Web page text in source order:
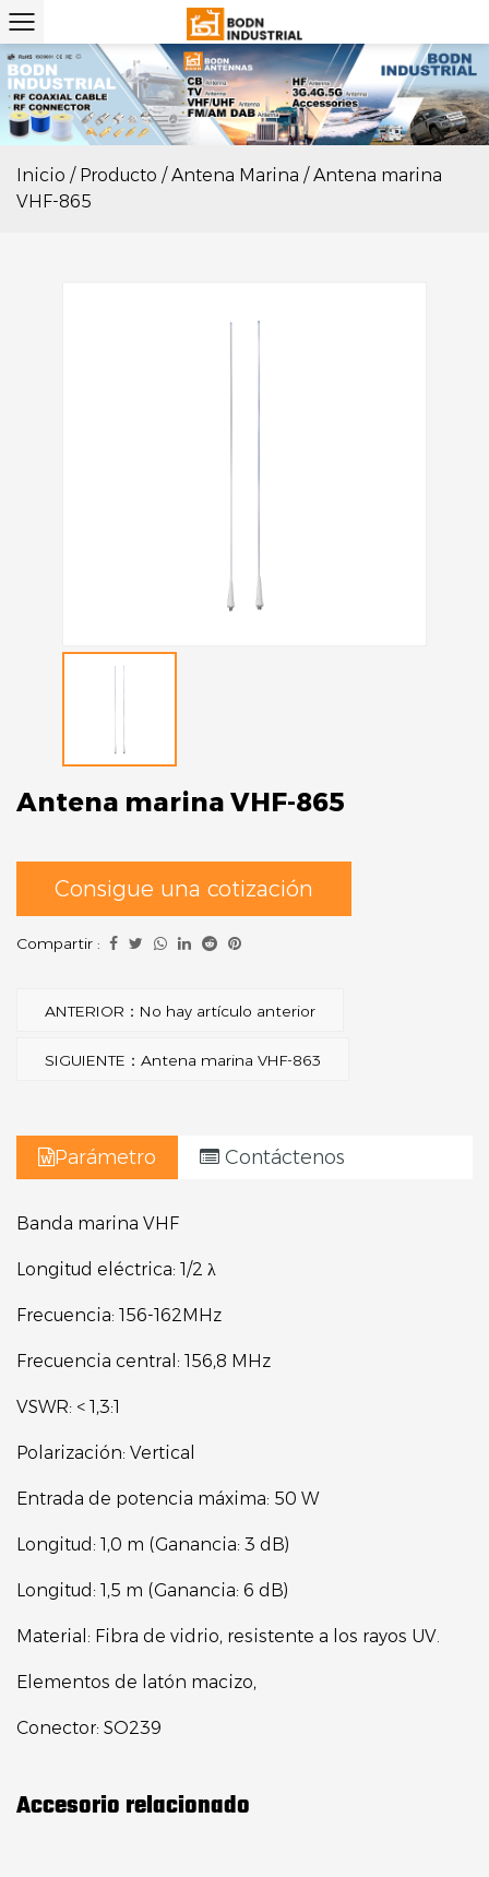
Inicio / Producto / Antena Marina / Antena marina
VHF-865
Antena marina VHF-865
Consigue una cotización
Compartir :
ANTERIOR：No hay artículo anterior
SIGUIENTE：Antena marina VHF-863
Parámetro Contáctenos
Banda marina VHF
Longitud eléctrica: 1/2 λ
Frecuencia: 156-162MHz
Frecuencia central: 156,8 MHz
VSWR: < 1,3:1
Polarización: Vertical
Entrada de potencia máxima: 50 W
Longitud: 1,0 m (Ganancia: 3 dB)
Longitud: 1,5 m (Ganancia: 6 dB)
Material: Fibra de vidrio, resistente a los rayos UV.
Elementos de latón macizo,
Conector: SO239
Accesorio relacionado